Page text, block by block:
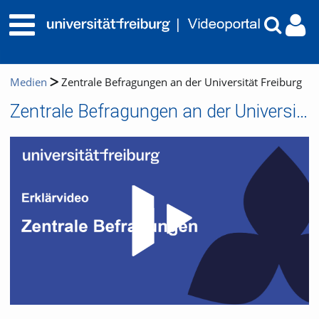
Medien Zentrale Befragungen an der Universität Freiburg
Zentrale Befragungen an der Universität Freiburg